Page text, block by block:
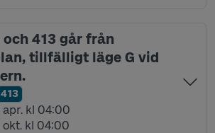
413 går från
tillfälligt läge G vid
Linje
413
17 april kl 04:00
apr. kl 04:00
1 oktober kl 04:00
okt. kl 04:00